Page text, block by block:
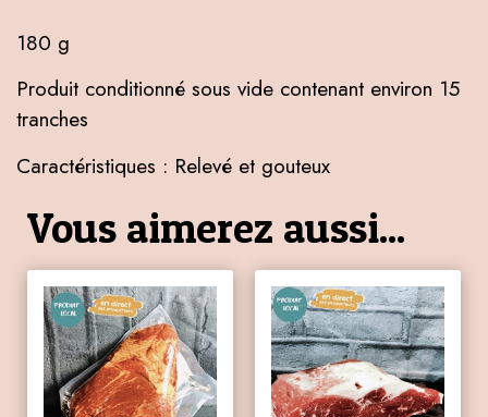
180 g
Produit conditionné sous vide contenant environ 15
tranches
Caractéristiques : Relevé et gouteux
Vous aimerez aussi...